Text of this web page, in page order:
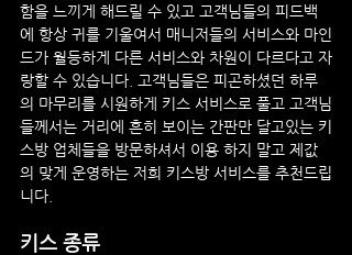
함을 느끼게 해드릴 수 있고 고객님들의 피드백
에 항상 귀를 기울여서 매니저들의 서비스와 마인
드가 월등하게 다른 서비스와 차원이 다르다고 자
랑할 수 있습니다. 고객님들은 피곤하셨던 하루
의 마무리를 시원하게 키스 서비스로 풀고 고객님
들께서는 거리에 흔히 보이는 간판만 달고있는 키
스방 업체들을 방문하셔서 이용 하지 말고 제값
의 맞게 운영하는 저희 키스방 서비스를 추천드립
니다.
키스 종류